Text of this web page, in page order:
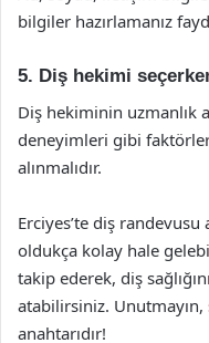
bilgiler hazırlamanız
5. Diş hekimi
Diş hekiminin uzmanlık
deneyimleri gibi
alınmalıdır.
Erciyes’te diş
oldukça kolay hale
takip ederek, diş
atabilirsiniz. Unutmayın,
anahtarıdır!